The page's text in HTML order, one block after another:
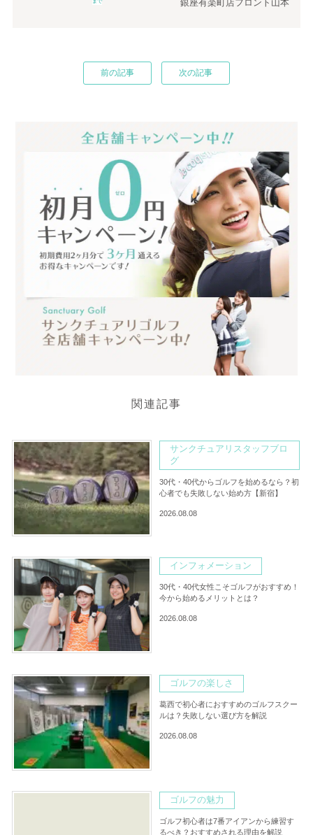
銀座有楽町店フロント山本
前の記事 次の記事
まで
関連記事
サンクチュアリスタッフブロ
グ
30代・40代からゴルフを始めるなら？初
心者でも失敗しない始め方【新宿】
2026.08.08
インフォメーション
30代・40代女性こそゴルフがおすすめ！
今から始めるメリットとは？
2026.08.08
ゴルフの楽しさ
葛西で初心者におすすめのゴルフスクー
ルは？失敗しない選び方を解説
2026.08.08
ゴルフの魅力
ゴルフ初心者は7番アイアンから練習す
るべき？おすすめされる理由を解説